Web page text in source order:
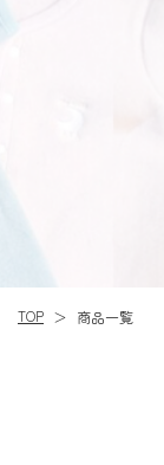
TOP ＞ 商品一覧